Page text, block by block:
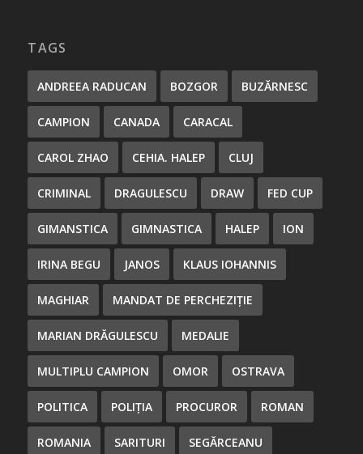
TAGS
ANDREEA RADUCAN BOZGOR BUZĂRNESC
CAMPION CANADA CARACAL
CAROL ZHAO CEHIA. HALEP CLUJ
CRIMINAL DRAGULESCU DRAW FED CUP
GIMANSTICA GIMNASTICA HALEP ION
IRINA BEGU JANOS KLAUS IOHANNIS
MAGHIAR MANDAT DE PERCHEZIȚIE
MARIAN DRĂGULESCU MEDALIE
MULTIPLU CAMPION OMOR OSTRAVA
POLITICA POLIȚIA PROCUROR ROMAN
ROMANIA SARITURI SEGĂRCEANU